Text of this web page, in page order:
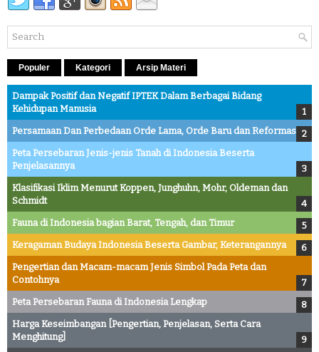
Populer Kategori Arsip Materi
Dampak Positif dan Negatif IPTEK Dalam Berbagai Bidang
Kehidupan Manusia
Persamaan Dan Perbedaan Orde Lama, Orde Baru dan Reformasi
Peta Persebaran Jenis-jenis Tanah di Indonesia Beserta
Penjelasannya
Klasifikasi Iklim Menurut Koppen, Junghuhn, Mohr, Oldeman dan
Schmidt
Fauna di Indonesia bagian Barat, Tengah, dan Timur
Keragaman Budaya Indonesia Beserta Gambar, Keterangannya
Pengertian dan Macam-macam Jenis Simbol Pada Peta dan
Contohnya
Peta Persebaran Fauna di Indonesia Lengkap
Harga Keseimbangan [Pengertian, Penjelasan, Serta Cara
Menghitung]